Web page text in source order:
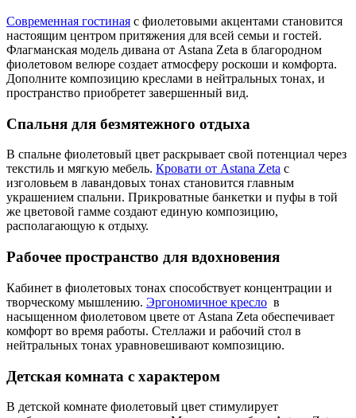
Современная гостиная с фиолетовыми акцентами становится
настоящим центром притяжения для всей семьи и гостей.
Флагманская модель дивана от Astana Zeta в благородном
фиолетовом велюре создает атмосферу роскоши и комфорта.
Дополните композицию креслами в нейтральных тонах, и
пространство приобретет завершенный вид.
Спальня для безмятежного отдыха
В спальне фиолетовый цвет раскрывает свой потенциал через
текстиль и мягкую мебель. Кровати от Astana Zeta с
изголовьем в лавандовых тонах становится главным
украшением спальни. Прикроватные банкетки и пуфы в той
же цветовой гамме создают единую композицию,
располагающую к отдыху.
Рабочее пространство для вдохновения
Кабинет в фиолетовых тонах способствует концентрации и
творческому мышлению. Эргономичное кресло в
насыщенном фиолетовом цвете от Astana Zeta обеспечивает
комфорт во время работы. Стеллажи и рабочий стол в
нейтральных тонах уравновешивают композицию.
Детская комната с характером
В детской комнате фиолетовый цвет стимулирует